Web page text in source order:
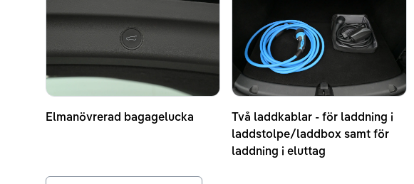
Elmanövrerad bagagelucka
Två laddkablar - för laddning i
laddstolpe/laddbox samt för
laddning i eluttag